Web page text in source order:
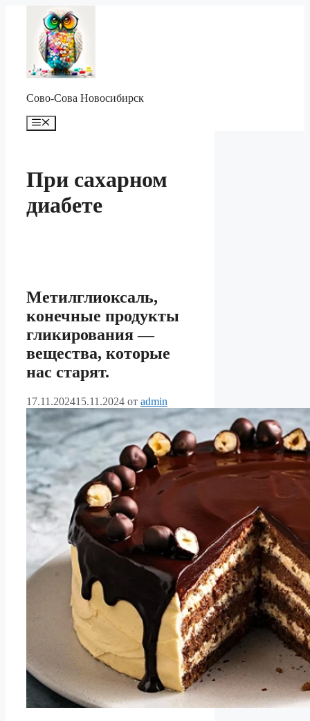
содержимому
Сово-Сова Новосибирск
Меню
При сахарном
диабете
Метилглиоксаль,
конечные продукты
гликирования —
вещества, которые
нас старят.
17.11.202415.11.2024 от admin